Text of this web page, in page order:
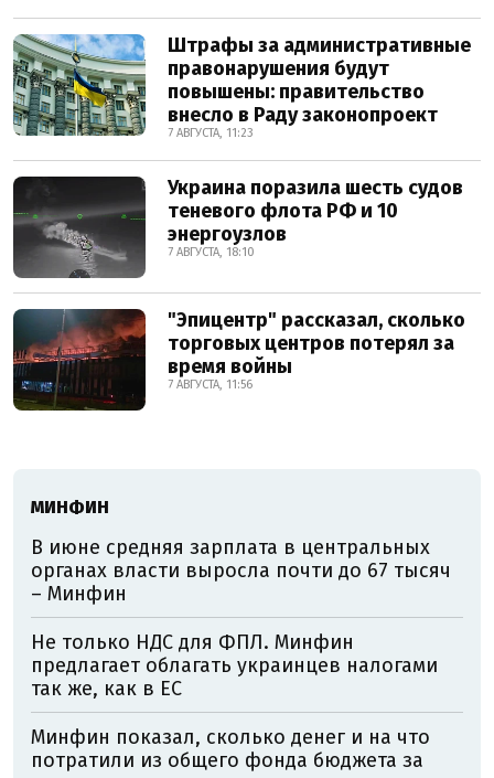
Штрафы за административные
правонарушения будут
повышены: правительство
внесло в Раду законопроект
7 АВГУСТА, 11:23
Украина поразила шесть судов
теневого флота РФ и 10
энергоузлов
7 АВГУСТА, 18:10
"Эпицентр" рассказал, сколько
торговых центров потерял за
время войны
7 АВГУСТА, 11:56
МИНФИН
В июне средняя зарплата в центральных
органах власти выросла почти до 67 тысяч
– Минфин
Не только НДС для ФПЛ. Минфин
предлагает облагать украинцев налогами
так же, как в ЕС
Минфин показал, сколько денег и на что
потратили из общего фонда бюджета за